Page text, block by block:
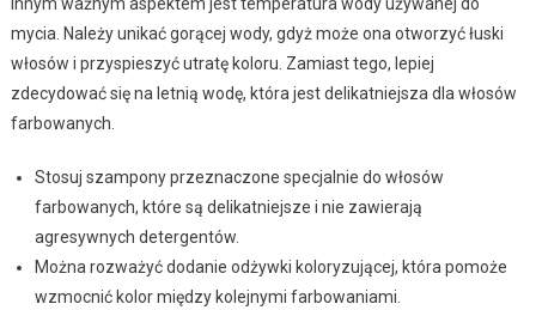
Innym ważnym aspektem jest temperatura wody używanej do
mycia. Należy unikać gorącej wody, gdyż może ona otworzyć łuski
włosów i przyspieszyć utratę koloru. Zamiast tego, lepiej
zdecydować się na letnią wodę, która jest delikatniejsza dla włosów
farbowanych.
Stosuj szampony przeznaczone specjalnie do włosów
farbowanych, które są delikatniejsze i nie zawierają
agresywnych detergentów.
Można rozważyć dodanie odżywki koloryzującej, która pomoże
wzmocnić kolor między kolejnymi farbowaniami.